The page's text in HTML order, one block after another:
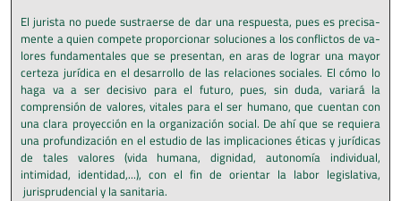
El jurista no puede sustraerse de dar una respuesta, pues es precisa­
mente a quien compete proporcionar soluciones a los conflictos de va­
lores fundamentales que se presentan, en aras de lograr una mayor
cer­teza jurídica en el desarrollo de las relaciones sociales. El cómo lo
haga va a ser decisivo para el futuro, pues, sin duda, variará la
comprensión de valores, vitales para el ser humano, que cuentan con
una clara pro­yección en la organización social. De ahí que se requiera
una profundi­zación en el estudio de las implicaciones éticas y jurídicas
de tales valo­res (vida humana, dignidad, autonomía individual,
intimidad, identidad,...), con el fin de orientar la labor legislativa,
jurisprudencial y la sanitaria.